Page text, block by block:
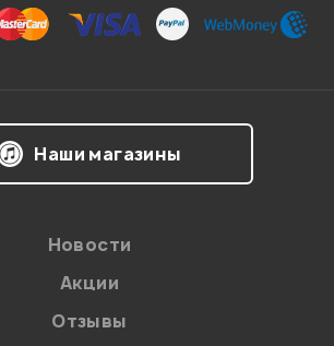
Наши магазины
Новости
Акции
Отзывы